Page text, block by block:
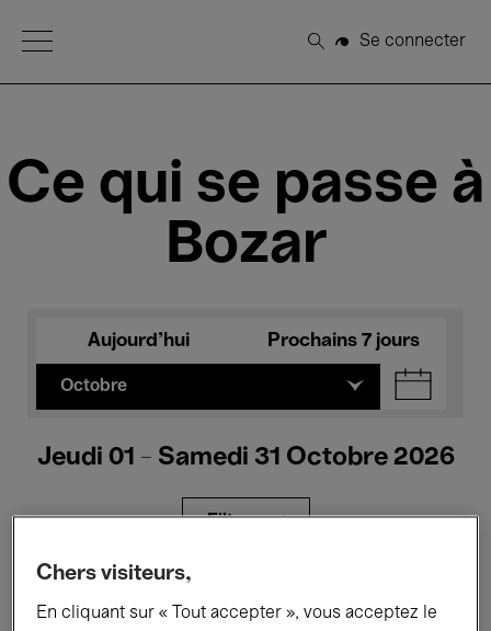
Open Menu
Rechercher
Se connecter
Ce qui se passe à
Bozar
Aujourd'hui Prochains 7 jours
Octobre
Jeudi 01 - Samedi 31 Octobre 2026
Filtres
Chers visiteurs,
En cliquant sur « Tout accepter », vous acceptez le